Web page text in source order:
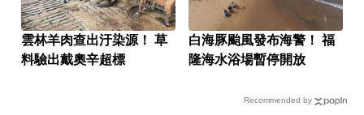
雲林羊肉查出汙染源！ 草
料驗出戴奧辛超標
白海豚颱風發布海警！ 福
隆海水浴場暫停開放
Recommended by